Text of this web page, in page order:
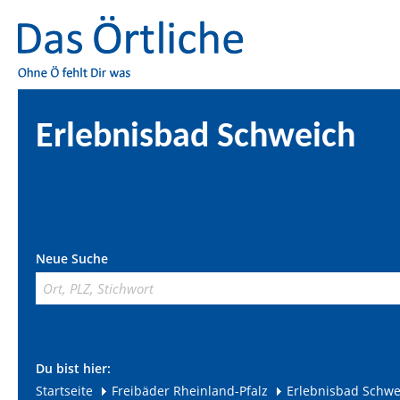
Erlebnisbad Schweich
Neue Suche
Du bist hier:
Startseite
Freibäder Rheinland-Pfalz Erlebnisbad